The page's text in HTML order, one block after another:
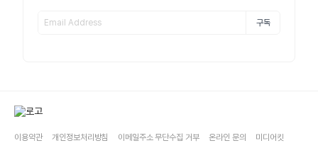
구독
이용약관 개인정보처리방침 이메일주소 무단수집 거부 온라인 문의 미디어킷